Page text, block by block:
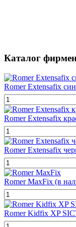
Каталог
Romer Extensafix
Romer Extensafix
Romer Extensafix
Romer MaxFix (в
Romer Kidfix XP